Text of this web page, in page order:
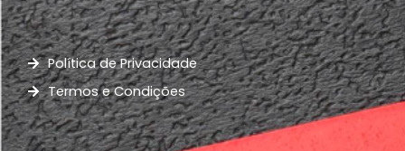
Política de Privacidade
Termos e Condições